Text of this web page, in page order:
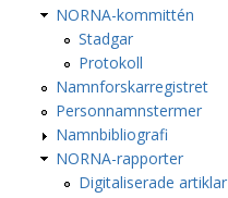
NORNA-kommittén
Stadgar
Protokoll
Namnforskarregistret
Personnamnstermer
Namnbibliografi
NORNA-rapporter
Digitaliserade artiklar